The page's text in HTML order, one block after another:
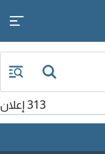
313 إعلان